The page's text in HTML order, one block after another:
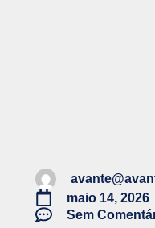
maio 14, 2026
Sem